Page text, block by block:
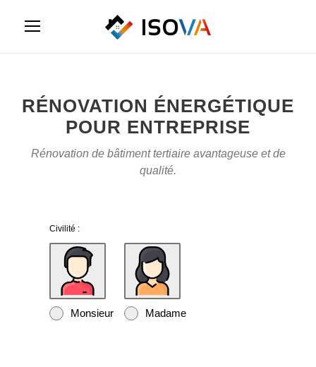
RÉNOVATION ÉNERGÉTIQUE
POUR ENTREPRISE
Rénovation de bâtiment tertiaire avantageuse et de
qualité.
Civilité :
Monsieur Madame